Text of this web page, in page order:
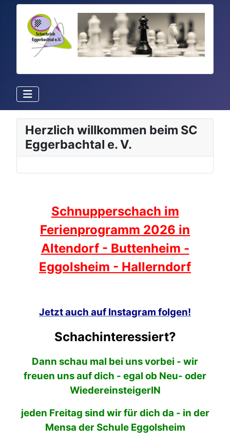
Herzlich willkommen beim SC
Eggerbachtal e. V.
Schnupperschach im
Ferienprogramm 2026 in
Altendorf - Buttenheim -
Eggolsheim - Hallerndorf
Jetzt auch auf Instagram folgen!
Schachinteressiert?
Dann schau mal bei uns vorbei - wir
freuen uns auf dich - egal ob Neu- oder
WiedereinsteigerIN
jeden Freitag sind wir für dich da - in der
Mensa der Schule Eggolsheim